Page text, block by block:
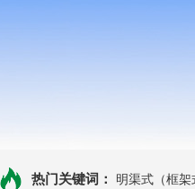
热门关键词： 明渠式（框